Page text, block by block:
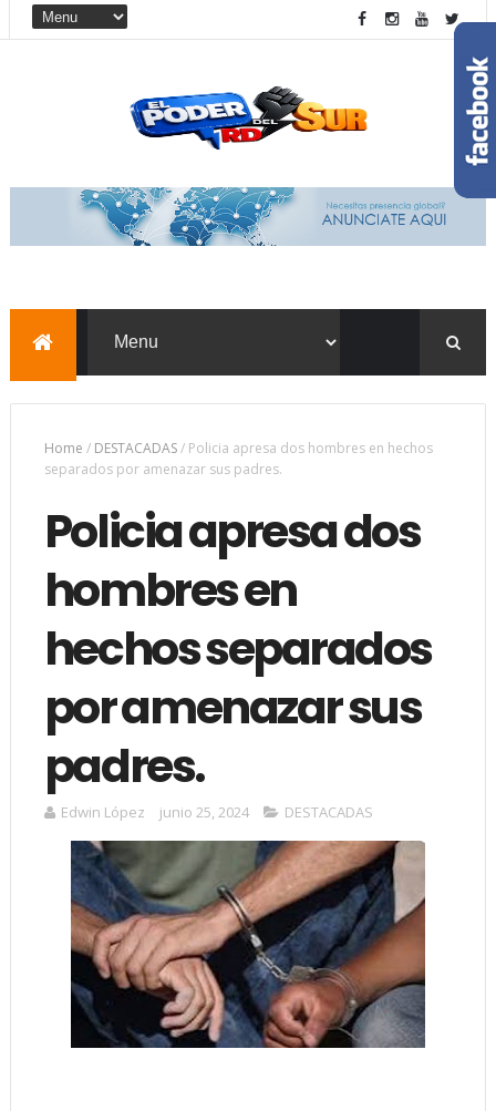
Home / DESTACADAS/ Policia apresa dos hombres en hechos
separados por amenazar sus padres.
Policia apresa dos
hombres en
hechos separados
por amenazar sus
padres.
Edwin López junio 25, 2024 DESTACADAS